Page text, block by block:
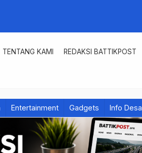
TENTANG KAMI REDAKSI BATTIKPOST
Entertainment Gadgets Info Desa